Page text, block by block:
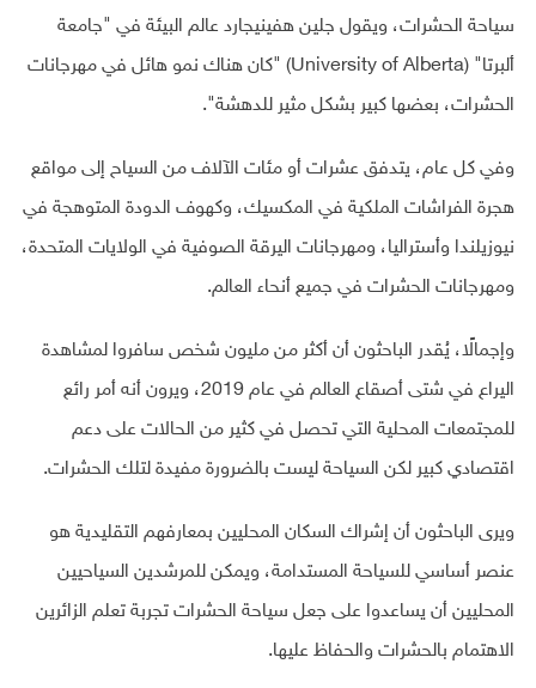
سياحة الحشرات، ويقول جلين هفينيجارد عالم البيئة في "جامعة
ألبرتا" (University of Alberta) "كان هناك نمو هائل في مهرجانات
الحشرات، بعضها كبير بشكل مثير للدهشة".
وفي كل عام، يتدفق عشرات أو مئات الآلاف من السياح إلى مواقع
هجرة الفراشات الملكية في المكسيك، وكهوف الدودة المتوهجة في
نيوزيلندا وأستراليا، ومهرجانات اليرقة الصوفية في الولايات المتحدة،
ومهرجانات الحشرات في جميع أنحاء العالم.
وإجمالًا، يُقدر الباحثون أن أكثر من مليون شخص سافروا لمشاهدة
اليراع في شتى أصقاع العالم في عام 2019، ويرون أنه أمر رائع
للمجتمعات المحلية التي تحصل في كثير من الحالات على دعم
اقتصادي كبير لكن السياحة ليست بالضرورة مفيدة لتلك الحشرات.
ويرى الباحثون أن إشراك السكان المحليين بمعارفهم التقليدية هو
عنصر أساسي للسياحة المستدامة، ويمكن للمرشدين السياحيين
المحليين أن يساعدوا على جعل سياحة الحشرات تجربة تعلم الزائرين
الاهتمام بالحشرات والحفاظ عليها.